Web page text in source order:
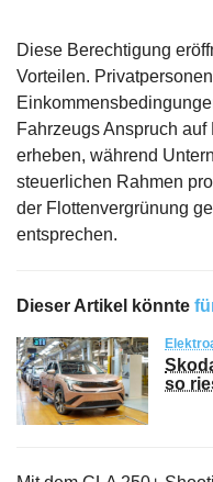
Diese Berechtigung
Vorteilen.
Fahrzeugs Anspruch
erheben, während
steuerlichen Rahmen
der Flottenvergrünung
entsprechen.
Dieser Artikel könnte
so